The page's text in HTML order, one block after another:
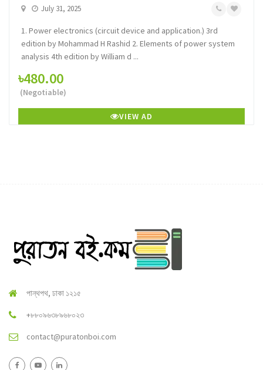
July 31, 2025
1. Power electronics (circuit device and application.) 3rd
edition by Mohammad H Rashid 2. Elements of power system
analysis 4th edition by William d ...
৳480.00
(Negotiable)
VIEW AD
পান্থপথ, ঢাকা ১২১৫
+৮৮০৯৬৩৮৯৬৮০২৩
contact@puratonboi.com